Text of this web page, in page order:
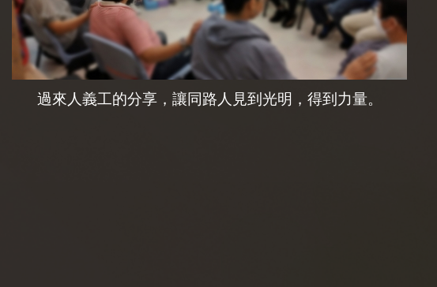
過來人義工的分享，讓同路人見到光明，得到力量。